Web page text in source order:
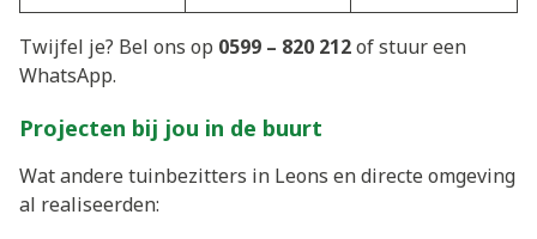
Twijfel je? Bel ons op 0599 – 820 212of stuur een
WhatsApp.
Projecten bij jou in de buurt
Wat andere tuinbezitters in Leons en directe omgeving
al realiseerden: